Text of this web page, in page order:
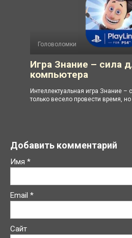
Головоломки
Игра Знание – сила
компьютера
Интеллектуальная игра Знание –
только весело провести время,
Добавить комментарий
Имя *
Email *
Сайт